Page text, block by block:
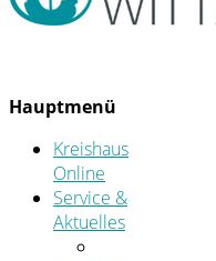
Hauptmenü
Kreishaus
Online
Service &
Aktuelles